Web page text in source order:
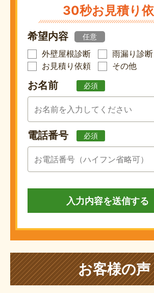
30秒お見積り
希望内容 任意
外壁屋根診断
雨漏り診断
お見積り依頼
その他
お名前 必須
電話番号 必須
お客様の声